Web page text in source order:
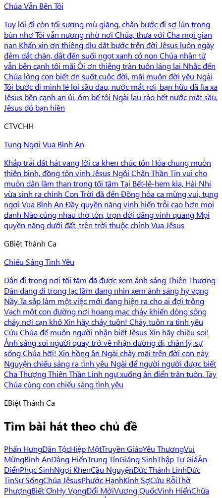
Chúa Vẫn Bên Tôi
Tuy lối đi còn tối sương mù giăng, chân bước đi sợ lún trong
bùn nhơ Tôi vẫn nương nhờ nơi Chúa, thưa với Cha mọi gian
nan Khẩn xin ơn thiêng dìu dắt bước trên đời Jêsus luôn ngày
đêm dắt chăn, dắt đến suối ngọt xanh cỏ non Chúa nhân từ
vẫn bên cạnh tôi mãi Ôi ơn thiêng tràn tuôn láng lai Nhắc đến
Chúa lòng con biết ơn suốt cuộc đời, mãi muôn đời yêu Ngài
Tôi bước đi mình lẻ loi sầu đau, nước mắt rơi, bạn hữu đã lìa xa
Jêsus bên cạnh an ủi, ôm bế tôi Ngài lau ráo hết nước mắt sầu,
Jêsus đó bạn hiền
CTVCHH
Tụng Ngợi Vua Bình An
Khắp trái đất hát vang lời ca khen chúc tôn Hòa chung muôn
thiên binh, đồng tôn vinh Jêsus Ngôi Chân Thần Tin vui cho
muôn dân lầm than trong tối tăm Tại Bết-lê-hem kia, Hài Nhi
vừa sinh ra chính Con Trời đã đến Đồng hòa ca mừng vui, tụng
ngợi Vua Bình An Đầy quyền năng vinh hiển trỗi cao hơn mọi
danh Nào cùng nhau thờ tôn, trọn đời dâng vinh quang Mọi
quyền năng dưới đất, trên trời thuộc chính Vua Jêsus
GBiệt Thánh Ca
Chiếu Sáng Tình Yêu
Dân đi trong nơi tối tăm đã được xem ánh sáng Thiên Thượng
Dân đang đi trong lạc lầm đang nhìn xem ánh sáng hy vọng
Nầy Ta sắp làm một việc mới đang hiện ra cho ai đợi trông
Vạch một con đường nơi hoang mạc cháy khiến dòng sông
chảy nơi cạn khô Xin hãy chảy tuôn! Chảy tuôn ra tình yêu
Cứu Chúa để muôn người nhận biết Jêsus Xin hãy chiếu soi!
Ánh sáng soi người quay trở về nhận đường đi, chân lý, sự
sống Chúa hỡi! Xin hồng ân Ngài chảy mãi trên đời con này
Nguyện chiếu sáng ra tình yêu Ngài để người người được biết
Cha Thượng Thiên Thần Linh ngự xuống ân điển tràn tuôn. Tay
Chúa cùng con chiếu sáng tình yêu
EBiệt Thánh Ca
Tìm bài hát theo chủ đề
Phấn HưngDân TộcHiệp MộtTruyền GiáoYêu ThươngVui
MừngBình AnDâng HiếnTrung TínGiáng SinhThập Tự GiáÂn
ĐiểnPhục SinhNgợi KhenCầu NguyệnĐức Thánh LinhĐức
TinSự SốngChúa JêsusPhước HạnhKính SợCứu RỗiThờ
PhượngBiết ƠnHy VọngĐổi MớiVương QuốcVinh HiểnChữa